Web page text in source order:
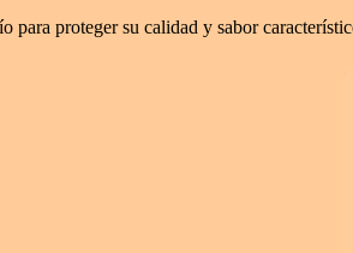
para proteger su calidad y sabor